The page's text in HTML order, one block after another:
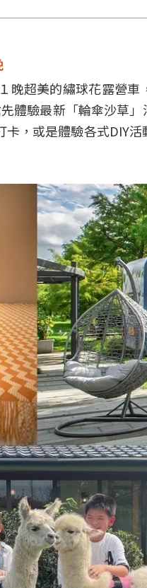
晚超美的繡球花露營
體驗最新「輪傘沙草
，或是體驗各式DIY